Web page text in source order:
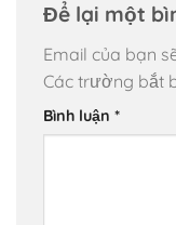
Để lại một
Email của bạn
Các trường bắt
Bình luận *